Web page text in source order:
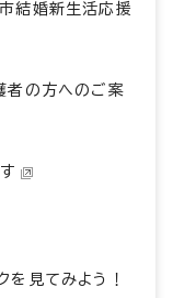
結婚新生活応援
者の方へのご案
を見てみよう！